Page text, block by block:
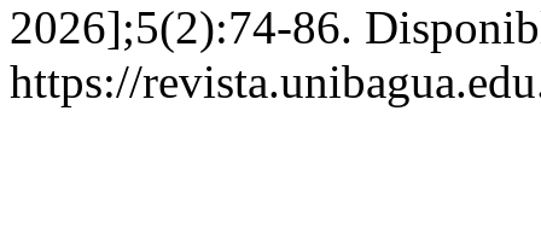
2026];5(2):74-86.
https://